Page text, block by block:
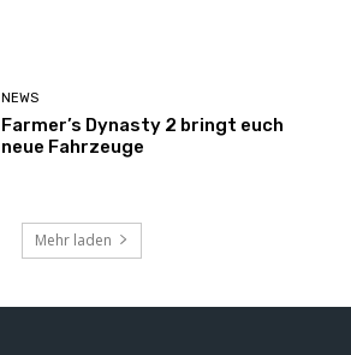
NEWS
Farmer’s Dynasty 2 bringt euch
neue Fahrzeuge
Mehr laden